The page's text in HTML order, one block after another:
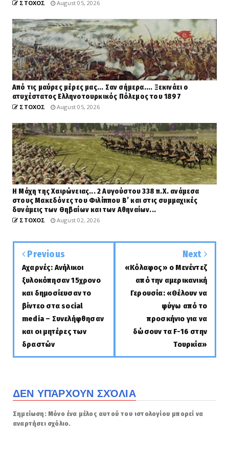
ΣΤΟΧΟΣ August 05, 2026
Από τις μαύρες μέρες μας... Σαν σήμερα.... Ξεκινάει ο
ατυχέστατος Ελληνοτουρκικός Πόλεμος του 1897
ΣΤΟΧΟΣ August 05, 2026
Η Μάχη της Χαιρώνειας... 2 Αυγούστου 338 π.Χ. ανάμεσα
στους Μακεδόνες του Φιλίππου Β’ και στις συμμαχικές
δυνάμεις των Θηβαίων και των Αθηναίων...
ΣΤΟΧΟΣ August 02, 2026
Previous
Αχαρνές: Ανήλικοι
ξυλοκόπησαν 15χρονο
και δημοσίευσαν το
βίντεο στα social
media – Συνελήφθησαν
και οι μητέρες των
δραστών
Next
«Κόλαφος» ο Μενέντεζ
από την αμερικανική
Γερουσία: «Θέλουν να
φύγω από το
προσκήνιο για να
δώσουν τα F-16 στην
Τουρκία»
ΔΕΝ ΥΠΆΡΧΟΥΝ ΣΧΌΛΙΑ
Σημείωση: Μόνο ένα μέλος αυτού του ιστολογίου μπορεί να
αναρτήσει σχόλιο.